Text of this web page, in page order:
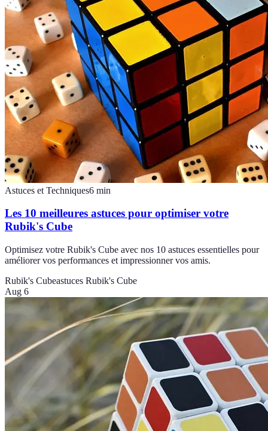
Astuces et Techniques6 min
Les 10 meilleures astuces pour optimiser votre
Rubik's Cube
Optimisez votre Rubik's Cube avec nos 10 astuces essentielles pour
améliorer vos performances et impressionner vos amis.
Rubik's Cubeastuces Rubik's Cube
Aug 6